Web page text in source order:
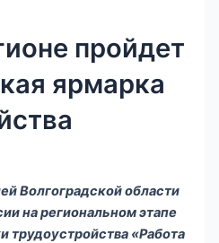
пройдет
ярмарка
Волгоградской области
на региональном этапе
трудоустройства «Работа